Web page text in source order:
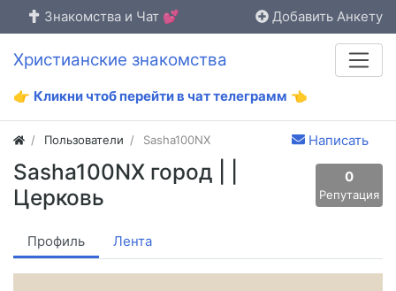
Знакомства и Чат 💕 Добавить Анкету
Христианские знакомства
👉 Кликни чтоб перейти в чат телеграмм 👈
Пользователи Sasha100NX Написать
Sasha100NX город | |
Церковь
0
Репутация
Профиль Лента